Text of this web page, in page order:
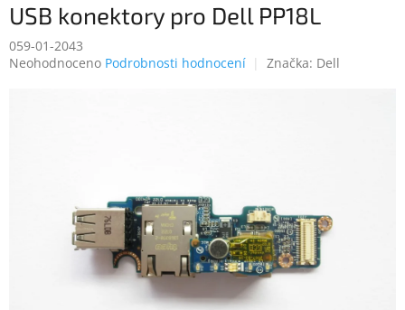
USB konektory pro Dell PP18L
059-01-2043
Průměrné
Neohodnoceno Podrobnosti hodnocení Značka: Dell